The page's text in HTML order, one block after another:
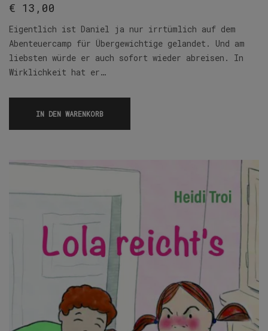
€ 13,00
Eigentlich ist Daniel ja nur irrtümlich auf dem
Abenteuercamp für Übergewichtige gelandet. Und am
liebsten würde er auch sofort wieder abreisen. In
Wirklichkeit hat er…
IN DEN WARENKORB